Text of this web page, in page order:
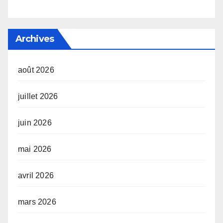
Archives
août 2026
juillet 2026
juin 2026
mai 2026
avril 2026
mars 2026